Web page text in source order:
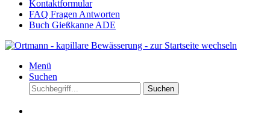
Kontaktformular
FAQ Fragen Antworten
Buch Gießkanne ADE
Menü
Suchen
Suchen